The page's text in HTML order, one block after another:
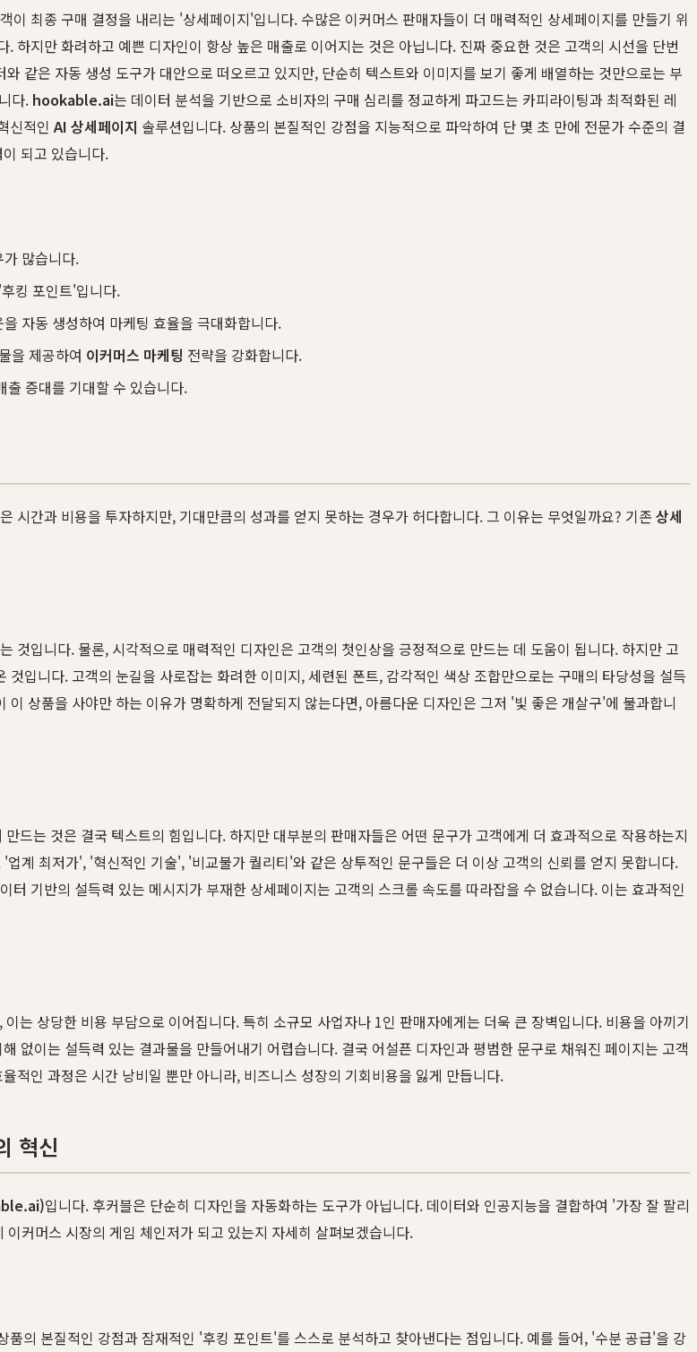
최종 구매 결정을 내리는 '상세페이지'입니다. 수많은 이커머스 판매자들이 더 매력적인 상세페이지를 만들기 위
하지만 화려하고 예쁜 디자인이 항상 높은 매출로 이어지는 것은 아닙니다. 진짜 중요한 것은 고객의 시선을 단번
같은 자동 생성 도구가 대안으로 떠오르고 있지만, 단순히 텍스트와 이미지를 보기 좋게 배열하는 것만으로는 부
다. hookable.ai는 데이터 분석을 기반으로 소비자의 구매 심리를 정교하게 파고드는 카피라이팅과 최적화된 레
신적인 AI 상세페이지 솔루션입니다. 상품의 본질적인 강점을 지능적으로 파악하여 단 몇 초 만에 전문가 수준의 결
되고 있습니다.
많습니다.
킹 포인트'입니다.
자동 생성하여 마케팅 효율을 극대화합니다.
을 제공하여 이커머스 마케팅 전략을 강화합니다.
출 증대를 기대할 수 있습니다.
간과 비용을 투자하지만, 기대만큼의 성과를 얻지 못하는 경우가 허다합니다. 그 이유는 무엇일까요? 기존 상세
입니다. 물론, 시각적으로 매력적인 디자인은 고객의 첫인상을 긍정적으로 만드는 데 도움이 됩니다. 하지만 고
입니다. 고객의 눈길을 사로잡는 화려한 이미지, 세련된 폰트, 감각적인 색상 조합만으로는 구매의 타당성을 설득
상품을 사야만 하는 이유가 명확하게 전달되지 않는다면, 아름다운 디자인은 그저 '빛 좋은 개살구'에 불과합니
드는 것은 결국 텍스트의 힘입니다. 하지만 대부분의 판매자들은 어떤 문구가 고객에게 더 효과적으로 작용하는지
계 최저가', '혁신적인 기술', '비교불가 퀄리티'와 같은 상투적인 문구들은 더 이상 고객의 신뢰를 얻지 못합니다.
기반의 설득력 있는 메시지가 부재한 상세페이지는 고객의 스크롤 속도를 따라잡을 수 없습니다. 이는 효과적인
는 상당한 비용 부담으로 이어집니다. 특히 소규모 사업자나 1인 판매자에게는 더욱 큰 장벽입니다. 비용을 아끼기
없이는 설득력 있는 결과물을 만들어내기 어렵습니다. 결국 어설픈 디자인과 평범한 문구로 채워진 페이지는 고객
적인 과정은 시간 낭비일 뿐만 아니라, 비즈니스 성장의 기회비용을 잃게 만듭니다.
혁신
입니다. 후커블은 단순히 디자인을 자동화하는 도구가 아닙니다. 데이터와 인공지능을 결합하여 '가장 잘 팔리
이커머스 시장의 게임 체인저가 되고 있는지 자세히 살펴보겠습니다.
의 본질적인 강점과 잠재적인 '후킹 포인트'를 스스로 분석하고 찾아낸다는 점입니다. 예를 들어, '수분 공급'을 강